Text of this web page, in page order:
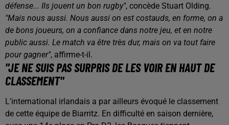
défense... Ils jouent un bon rugby", concède Stuart Olding.
"Mais nous aussi. Nous aussi on est costauds, en forme, on a
de bons joueurs, on a confiance dans notre jeu, et en notre
public aussi. Le match va être très dur, mais on va tout faire
pour gagner", affirme-t-il.
"JE NE SUIS PAS SURPRIS DE LES VOIR EN HAUT DE
CLASSEMENT"
L'international irlandais a par ailleurs évoqué le classement
de cette équipe de Biarritz. En difficulté en saison dernière,